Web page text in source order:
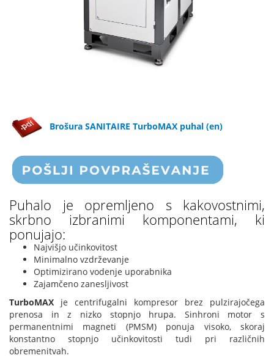
Brošura SANITAIRE TurboMAX puhal (en)
Puhalo je opremljeno s kakovostnimi,
skrbno izbranimi komponentami, ki
ponujajo:
Najvišjo učinkovitost
Minimalno vzdrževanje
Optimizirano vodenje uporabnika
Zajamčeno zanesljivost
TurboMAX je centrifugalni kompresor brez pulzirajočega
prenosa in z nizko stopnjo hrupa. Sinhroni motor s
permanentnimi magneti (PMSM) ponuja visoko, skoraj
konstantno stopnjo učinkovitosti tudi pri različnih
obremenitvah.